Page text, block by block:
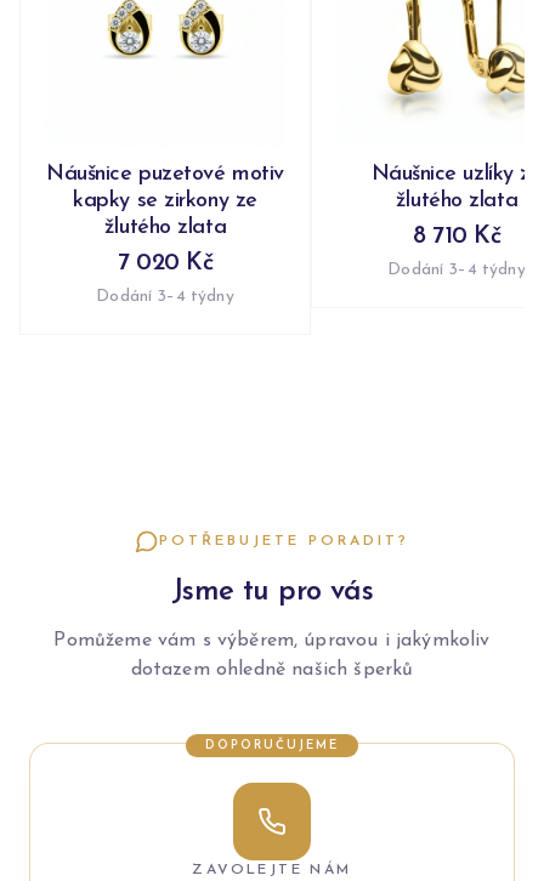
Náušnice puzetové motiv
kapky se zirkony ze
žlutého zlata
7 020 Kč
Dodání 3–4 týdny
Náušnice uzlíky ze
žlutého zlata
8 710 Kč
Dodání 3–4 týdny
POTŘEBUJETE PORADIT?
Jsme tu pro vás
Pomůžeme vám s výběrem, úpravou i jakýmkoliv
dotazem ohledně našich šperků
DOPORUČUJEME
ZAVOLEJTE NÁM